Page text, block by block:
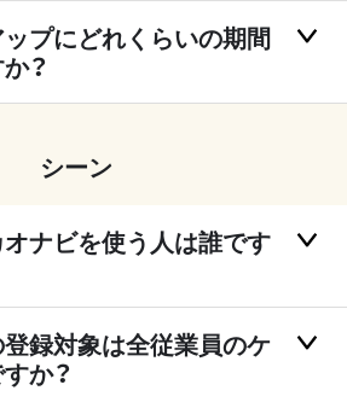
プにどれくらいの期間
？
シーン
ナビを使う人は誰です
録対象は全従業員のケ
か？